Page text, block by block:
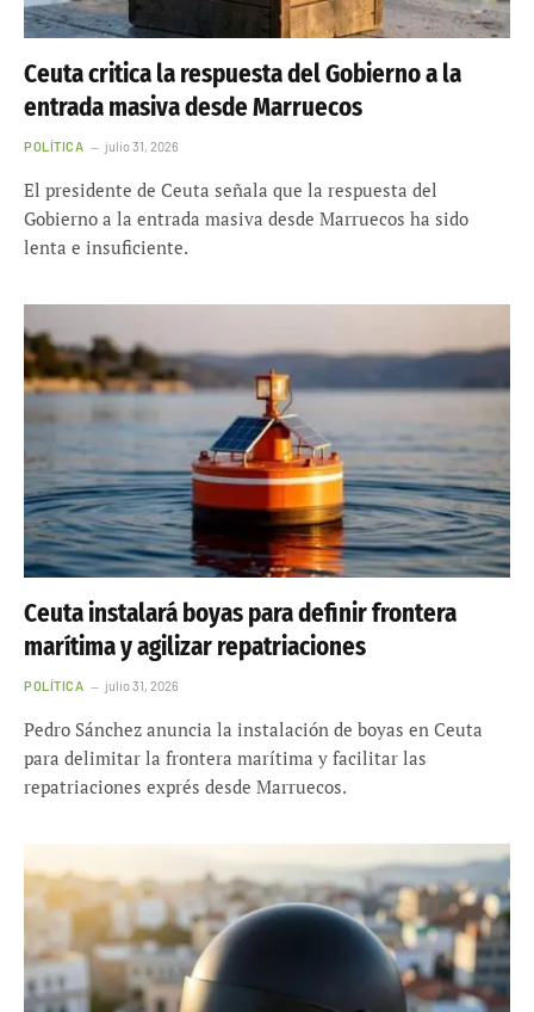
Ceuta critica la respuesta del Gobierno a la
entrada masiva desde Marruecos
POLÍTICA julio 31, 2026
El presidente de Ceuta señala que la respuesta del
Gobierno a la entrada masiva desde Marruecos ha sido
lenta e insuficiente.
Ceuta instalará boyas para definir frontera
marítima y agilizar repatriaciones
POLÍTICA julio 31, 2026
Pedro Sánchez anuncia la instalación de boyas en Ceuta
para delimitar la frontera marítima y facilitar las
repatriaciones exprés desde Marruecos.